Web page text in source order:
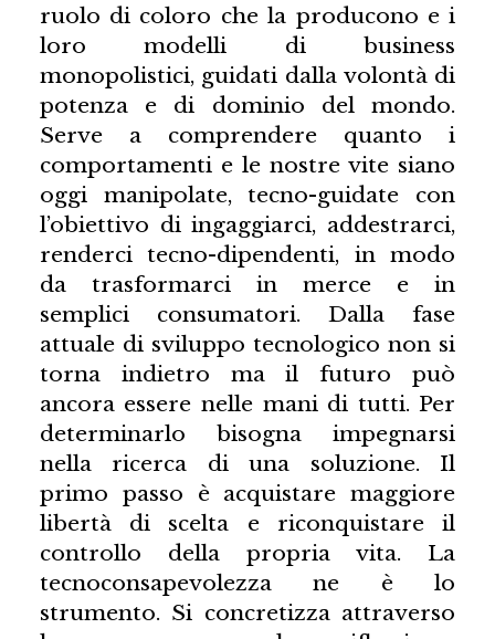
ruolo di coloro che la producono e i
loro modelli di business
monopolistici, guidati dalla volontà di
potenza e di dominio del mondo.
Serve a comprendere quanto i
comportamenti e le nostre vite siano
oggi manipolate, tecno-guidate con
l’obiettivo di ingaggiarci, addestrarci,
renderci tecno-dipendenti, in modo
da trasformarci in merce e in
semplici consumatori. Dalla fase
attuale di sviluppo tecnologico non si
torna indietro ma il futuro può
ancora essere nelle mani di tutti. Per
determinarlo bisogna impegnarsi
nella ricerca di una soluzione. Il
primo passo è acquistare maggiore
libertà di scelta e riconquistare il
controllo della propria vita. La
tecnoconsapevolezza ne è lo
strumento. Si concretizza attraverso